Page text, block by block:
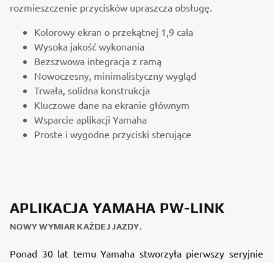
rozmieszczenie przycisków upraszcza obsługę.
Kolorowy ekran o przekątnej 1,9 cala
Wysoka jakość wykonania
Bezszwowa integracja z ramą
Nowoczesny, minimalistyczny wygląd
Trwała, solidna konstrukcja
Kluczowe dane na ekranie głównym
Wsparcie aplikacji Yamaha
Proste i wygodne przyciski sterujące
APLIKACJA YAMAHA PW-LINK
NOWY WYMIAR KAŻDEJ JAZDY.
Ponad 30 lat temu Yamaha stworzyła pierwszy seryjnie